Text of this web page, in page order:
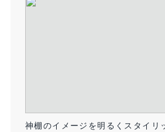
神棚のイメージを明るくスタイリ